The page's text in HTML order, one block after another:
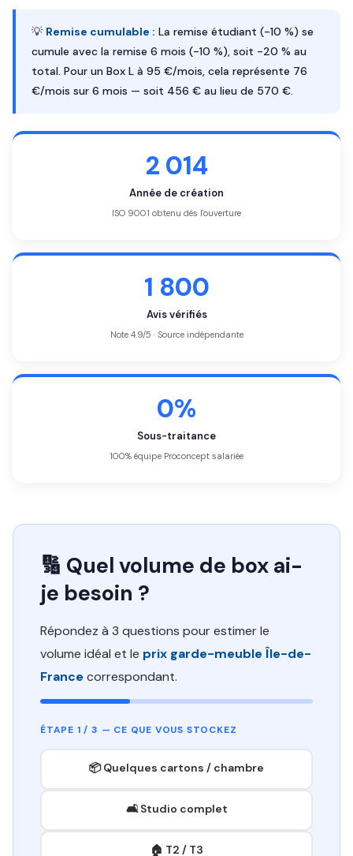
💡 Remise cumulable : La remise étudiant (-10 %) se
cumule avec la remise 6 mois (-10 %), soit -20 % au
total. Pour un Box L à 95 €/mois, cela représente 76
€/mois sur 6 mois — soit 456 € au lieu de 570 €.
2 014
Année de création
ISO 9001 obtenu dès l'ouverture
1 800
Avis vérifiés
Note 4.9/5 · Source indépendante
0%
Sous-traitance
100% équipe Proconcept salariée
🔢 Quel volume de box ai-
je besoin ?
Répondez à 3 questions pour estimer le
volume idéal et le prix garde-meuble Île-de-
France correspondant.
ÉTAPE 1 / 3 — CE QUE VOUS STOCKEZ
📦 Quelques cartons / chambre
🛋️ Studio complet
🏠 T2 / T3